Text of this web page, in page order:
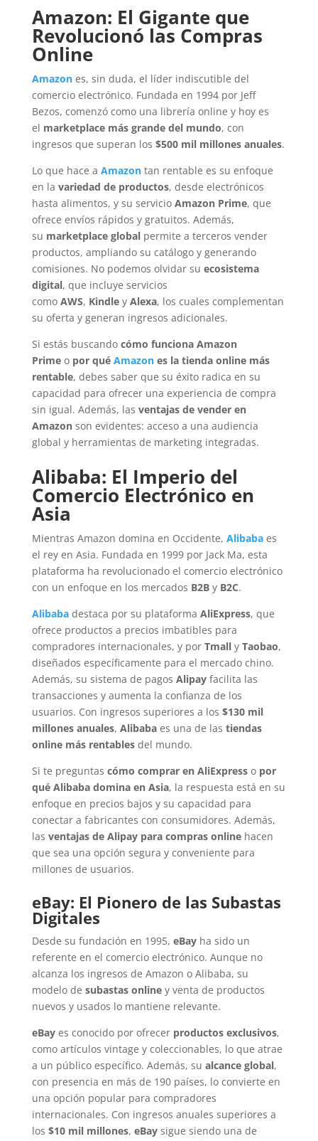
Amazon: El Gigante que
Revolucionó las Compras
Online
Amazones, sin duda, el líder indiscutible del
comercio electrónico. Fundada en 1994 por Jeff
Bezos, comenzó como una librería online y hoy es
el marketplace más grande del mundo, con
ingresos que superan los $500 mil millones anuales.
Lo que hace a Amazontan rentable es su enfoque
en la variedad de productos, desde electrónicos
hasta alimentos, y su servicio Amazon Prime, que
ofrece envíos rápidos y gratuitos. Además,
su marketplace globalpermite a terceros vender
productos, ampliando su catálogo y generando
comisiones. No podemos olvidar su ecosistema
digital, que incluye servicios
como AWS, Kindley Alexa, los cuales complementan
su oferta y generan ingresos adicionales.
Si estás buscando cómo funciona Amazon
Primeo por qué Amazones la tienda online más
rentable, debes saber que su éxito radica en su
capacidad para ofrecer una experiencia de compra
sin igual. Además, las ventajas de vender en
Amazonson evidentes: acceso a una audiencia
global y herramientas de marketing integradas.
Alibaba: El Imperio del
Comercio Electrónico en
Asia
Mientras Amazon domina en Occidente, Alibabaes
el rey en Asia. Fundada en 1999 por Jack Ma, esta
plataforma ha revolucionado el comercio electrónico
con un enfoque en los mercados B2By B2C.
Alibaba destaca por su plataforma AliExpress, que
ofrece productos a precios imbatibles para
compradores internacionales, y por Tmally Taobao,
diseñados específicamente para el mercado chino.
Además, su sistema de pagos Alipayfacilita las
transacciones y aumenta la confianza de los
usuarios. Con ingresos superiores a los $130 mil
millones anuales, Alibabaes una de las tiendas
online más rentablesdel mundo.
Si te preguntas cómo comprar en AliExpresso por
qué Alibaba domina en Asia, la respuesta está en su
enfoque en precios bajos y su capacidad para
conectar a fabricantes con consumidores. Además,
las ventajas de Alipay para compras onlinehacen
que sea una opción segura y conveniente para
millones de usuarios.
eBay: El Pionero de las Subastas
Digitales
Desde su fundación en 1995, eBayha sido un
referente en el comercio electrónico. Aunque no
alcanza los ingresos de Amazon o Alibaba, su
modelo de subastas onliney venta de productos
nuevos y usados lo mantiene relevante.
eBayes conocido por ofrecer productos exclusivos,
como artículos vintage y coleccionables, lo que atrae
a un público específico. Además, su alcance global,
con presencia en más de 190 países, lo convierte en
una opción popular para compradores
internacionales. Con ingresos anuales superiores a
los $10 mil millones, eBaysigue siendo una de